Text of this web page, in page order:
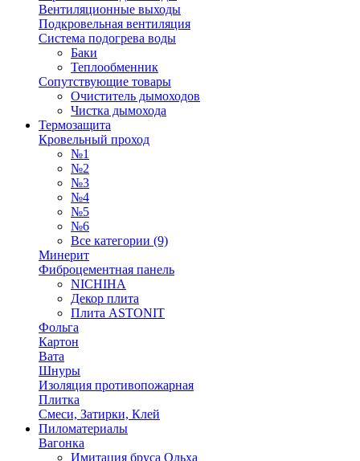
Вентиляционные выходы
Подкровельная вентиляция
Система подогрева воды
Баки
Теплообменник
Сопутствующие товары
Очиститель дымоходов
Чистка дымохода
Термозащита
Кровельный проход
№1
№2
№3
№4
№5
№6
Все категории (9)
Минерит
Фиброцементная панель
NICHIHA
Декор плита
Плита ASTONIT
Фольга
Картон
Вата
Шнуры
Изоляция противопожарная
Плитка
Смеси, Затирки, Клей
Пиломатериалы
Вагонка
Имитация бруса Ольха